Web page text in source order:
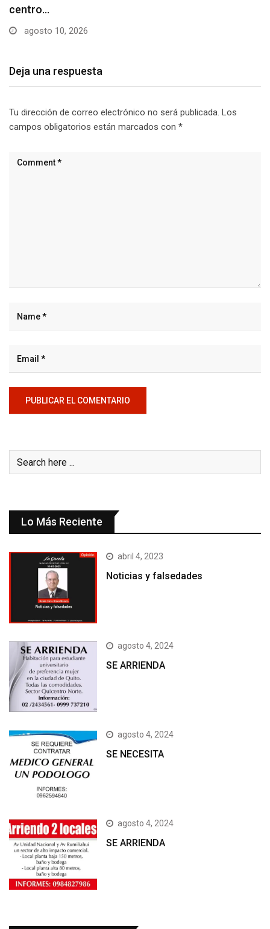
estacionamiento…
agosto 10, 2026
Deja una respuesta
Tu dirección de correo electrónico no será publicada. Los
campos obligatorios están marcados con *
Lo Más Reciente
abril 4, 2023
Noticias y falsedades
agosto 4, 2024
SE ARRIENDA
agosto 4, 2024
SE NECESITA
agosto 4, 2024
SE ARRIENDA